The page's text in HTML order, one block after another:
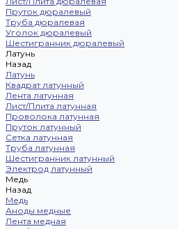
Пруток дюралевый
Труба дюралевая
Уголок дюралевый
Шестигранник дюралевый
Латунь
Назад
Латунь
Квадрат латунный
Лента латунная
Лист/Плита латунная
Проволока латунная
Пруток латунный
Сетка латунная
Труба латунная
Шестигранник латунный
Электрод латунный
Медь
Назад
Медь
Аноды медные
Лента медная